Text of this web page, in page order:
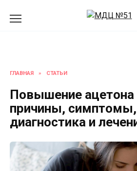
ГЛАВНАЯ » СТАТЬИ
Повышение ацетона
причины, симптомы,
диагностика и